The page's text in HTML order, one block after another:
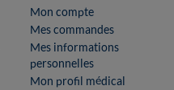
Mon compte
Mes commandes
Mes informations
personnelles
Mon profil médical